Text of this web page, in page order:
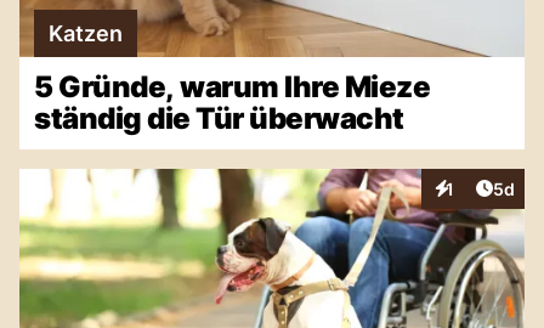
Katzen
5 Gründe, warum Ihre Mieze
ständig die Tür überwacht
1
Interaktionen
5d